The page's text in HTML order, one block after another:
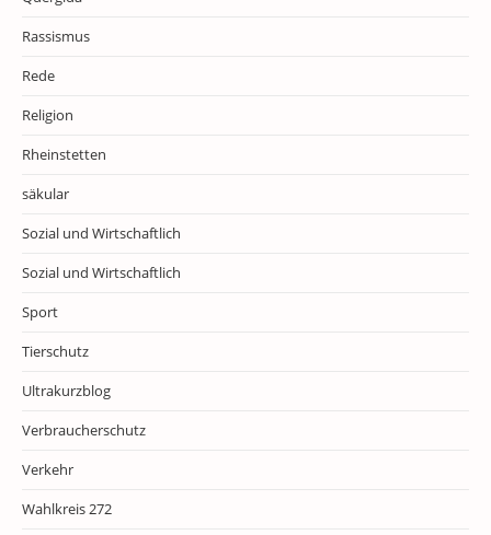
Rassismus
Rede
Religion
Rheinstetten
säkular
Sozial und Wirtschaftlich
Sozial und Wirtschaftlich
Sport
Tierschutz
Ultrakurzblog
Verbraucherschutz
Verkehr
Wahlkreis 272